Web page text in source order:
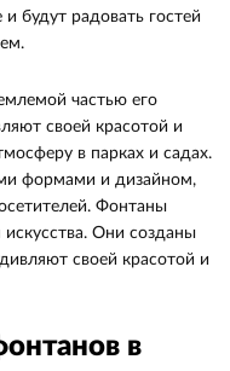
будут радовать гостей
частью его
своей красотой и
в парках и садах.
формами и дизайном,
Фонтаны
Они созданы
своей красотой и
в